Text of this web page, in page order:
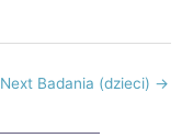
Next Badania (dzieci) →